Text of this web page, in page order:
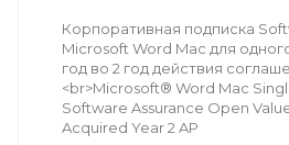
Корпоративная подписка
Microsoft Word Mac для
год во 2 год действия
<br>Microsoft® Word Mac
Software Assurance Open
Acquired Year 2 AP